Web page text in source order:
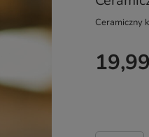
Ceramiczny